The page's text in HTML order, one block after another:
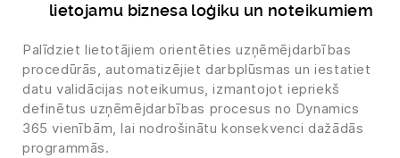
lietojamu biznesa loģiku un noteikumiem
Palīdziet lietotājiem orientēties uzņēmējdarbības
procedūrās, automatizējiet darbplūsmas un iestatiet
datu validācijas noteikumus, izmantojot iepriekš
definētus uzņēmējdarbības procesus no Dynamics
365 vienībām, lai nodrošinātu konsekvenci dažādās
programmās.